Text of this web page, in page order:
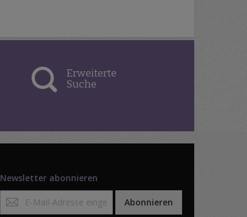
Erweiterte
Suche
Newsletter abonnieren
zum
Abonnieren